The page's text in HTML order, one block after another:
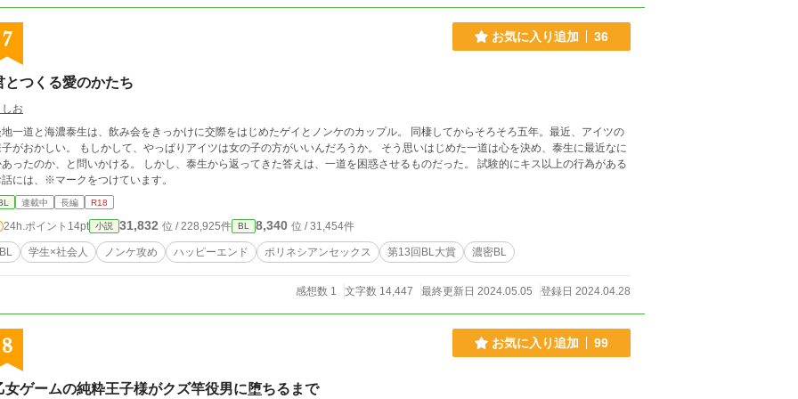
7 お気に入り追加 36
とつくる愛のかたち
お
一道と海濃泰生は、飲み会をきっかけに交際をはじめたゲイとノンケのカップル。 同棲してからそろそろ五年。最近、アイツの
がおかしい。 もしかして、やっぱりアイツは女の子の方がいいんだろうか。 そう思いはじめた一道は心を決め、泰生に最近なに
ったのか、と問いかける。 しかし、泰生から返ってきた答えは、一道を困惑させるものだった。 試験的にキス以上の行為がある
には、※マークをつけています。
連載中 長編 R18
24h.ポイント 14pt 小説 31,832 位 / 228,925件 BL 8,340 位 / 31,454件
BL 学生×社会人 ノンケ攻め ハッピーエンド ポリネシアンセックス 第13回BL大賞 濃密BL
感想数 1 文字数 14,447 最終更新日 2024.05.05 登録日 2024.04.28
8 お気に入り追加 99
女ゲームの純粋王子様がクズ竿役男に堕ちるまで